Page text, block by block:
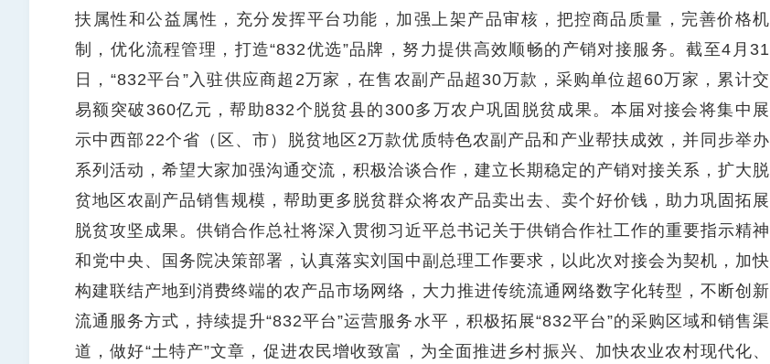
扶属性和公益属性，充分发挥平台功能，加强上架产品审核，把控商品质量，完善价格机
制，优化流程管理，打造“832优选”品牌，努力提供高效顺畅的产销对接服务。截至4月31
日，“832平台”入驻供应商超2万家，在售农副产品超30万款，采购单位超60万家，累计交
易额突破360亿元，帮助832个脱贫县的300多万农户巩固脱贫成果。本届对接会将集中展
示中西部22个省（区、市）脱贫地区2万款优质特色农副产品和产业帮扶成效，并同步举办
系列活动，希望大家加强沟通交流，积极洽谈合作，建立长期稳定的产销对接关系，扩大脱
贫地区农副产品销售规模，帮助更多脱贫群众将农产品卖出去、卖个好价钱，助力巩固拓展
脱贫攻坚成果。供销合作总社将深入贯彻习近平总书记关于供销合作社工作的重要指示精神
和党中央、国务院决策部署，认真落实刘国中副总理工作要求，以此次对接会为契机，加快
构建联结产地到消费终端的农产品市场网络，大力推进传统流通网络数字化转型，不断创新
流通服务方式，持续提升“832平台”运营服务水平，积极拓展“832平台”的采购区域和销售渠
道，做好“土特产”文章，促进农民增收致富，为全面推进乡村振兴、加快农业农村现代化、